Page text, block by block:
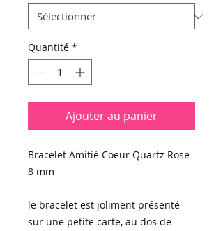
Quantité *
Ajouter au panier
Bracelet Amitié Coeur Quartz Rose
8 mm
le bracelet est joliment présenté
sur une petite carte, au dos de